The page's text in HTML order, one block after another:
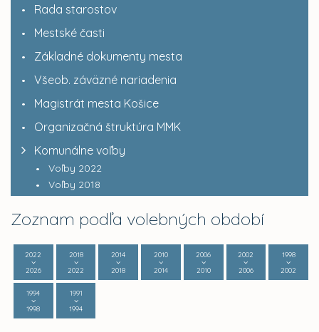
Rada starostov
Mestské časti
Základné dokumenty mesta
Všeob. záväzné nariadenia
Magistrát mesta Košice
Organizačná štruktúra MMK
Komunálne voľby
Voľby 2022
Voľby 2018
Zoznam podľa volebných období
2022
2026
2018
2022
2014
2018
2010
2014
2006
2010
2002
2006
1998
2002
1994
1998
1991
1994